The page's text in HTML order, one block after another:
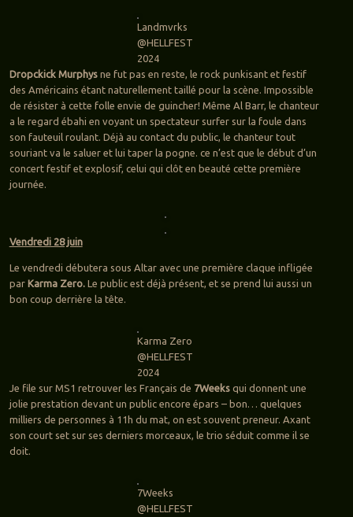
Landmvrks
@HELLFEST
2024
Dropckick Murphysne fut pas en reste, le rock punkisant et festif
des Américains étant naturellement taillé pour la scène. Impossible
de résister à cette folle envie de guincher! Même Al Barr, le chanteur
a le regard ébahi en voyant un spectateur surfer sur la foule dans
son fauteuil roulant. Déjà au contact du public, le chanteur tout
souriant va le saluer et lui taper la pogne. ce n’est que le début d’un
concert festif et explosif, celui qui clôt en beauté cette première
journée.
Vendredi 28 juin
Le vendredi débutera sous Altar avec une première claque infligée
parKarma Zero.Le public est déjà présent, et se prend lui aussi un
bon coup derrière la tête.
Karma Zero
@HELLFEST
2024
Je file sur MS1 retrouver les Français de 7Weeksqui donnent une
jolie prestation devant un public encore épars – bon… quelques
milliers de personnes à 11h du mat, on est souvent preneur. Axant
son court set sur ses derniers morceaux, le trio séduit comme il se
doit.
7Weeks
@HELLFEST